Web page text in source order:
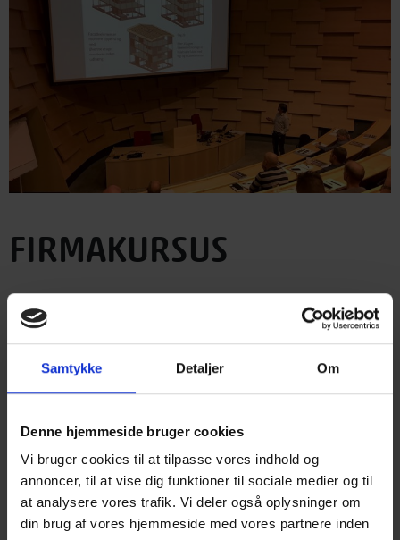
Samtykke Detaljer Om
Denne hjemmeside bruger cookies
Vi bruger cookies til at tilpasse vores indhold og
annoncer, til at vise dig funktioner til sociale medier og til
at analysere vores trafik. Vi deler også oplysninger om
din brug af vores hjemmeside med vores partnere inden
FIRMAKURSUS
Kurser og gå-hjem-møder tilpasset din virksomhed
Har I planer om at afholde efteruddannelse i virksomheden for
at opdatere jeres medarbejdere om træ og træbaseret byggeri,
eller vil I arrangere en faglig dag for kunder og
din virksomhed ud fra jeres specifikke behov.
Som medlem af Træinformation får I rabat på foredrag og
firmakurser.